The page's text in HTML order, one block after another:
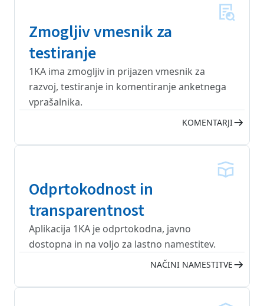
Zmogljiv vmesnik za
testiranje
1KA ima zmogljiv in prijazen vmesnik za
razvoj, testiranje in komentiranje anketnega
vprašalnika.
KOMENTARJI
Odprtokodnost in
transparentnost
Aplikacija 1KA je odprtokodna, javno
dostopna in na voljo za lastno namestitev.
NAČINI NAMESTITVE